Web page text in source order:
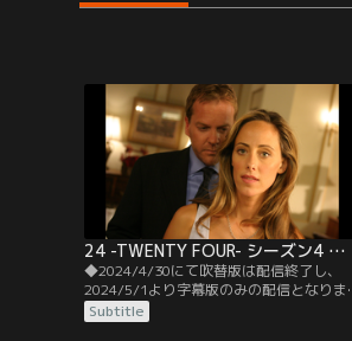
24 -TWENTY FOUR- シーズン4 第01話／字幕
◆2024/4/30にて吹替版は配信終了し、
2024/5/1より字幕版のみの配信となりま
す。予めご了承ください。◆字幕／第01話
7：00 A.M.-8：00 A.M.／サンタクラリタで
Subtitle